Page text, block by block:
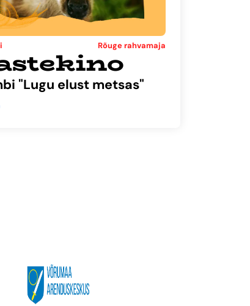
Rõuge rahvamaja
"Lugu elust metsas"